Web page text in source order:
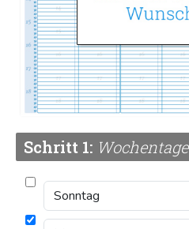
Schritt 1: Wochentage